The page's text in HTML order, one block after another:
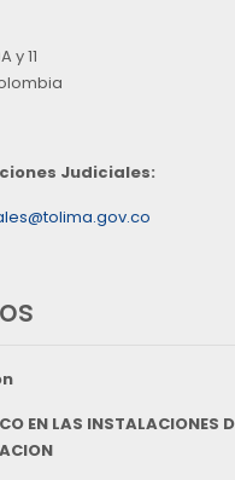
y 11
Judiciales:
EN LAS INSTALACIONES